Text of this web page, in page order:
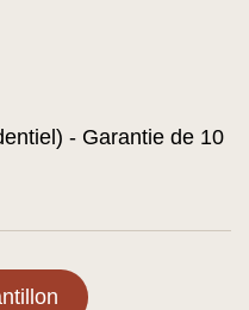
- Garantie de 10